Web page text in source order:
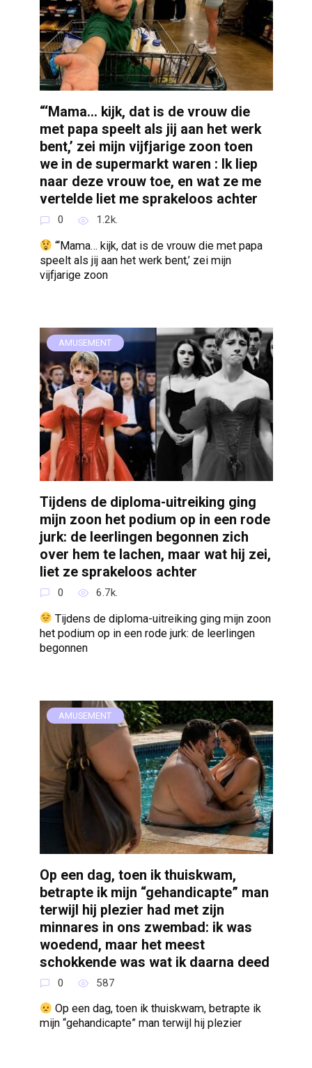
“‘Mama… kijk, dat is de vrouw die
met papa speelt als jij aan het werk
bent,’ zei mijn vijfjarige zoon toen
we in de supermarkt waren : Ik liep
naar deze vrouw toe, en wat ze me
vertelde liet me sprakeloos achter
0 1.2k.
“‘Mama… kijk, dat is de vrouw die met papa
speelt als jij aan het werk bent,’ zei mijn
vijfjarige zoon
AMUSEMENT
Tijdens de diploma-uitreiking ging
mijn zoon het podium op in een rode
jurk: de leerlingen begonnen zich
over hem te lachen, maar wat hij zei,
liet ze sprakeloos achter
0 6.7k.
Tijdens de diploma-uitreiking ging mijn zoon
het podium op in een rode jurk: de leerlingen
begonnen
AMUSEMENT
Op een dag, toen ik thuiskwam,
betrapte ik mijn “gehandicapte” man
terwijl hij plezier had met zijn
minnares in ons zwembad: ik was
woedend, maar het meest
schokkende was wat ik daarna deed
0 587
Op een dag, toen ik thuiskwam, betrapte ik
mijn “gehandicapte” man terwijl hij plezier